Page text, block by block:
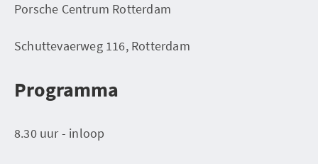
Porsche Centrum Rotterdam
Schuttevaerweg 116, Rotterdam
Programma
8.30 uur - inloop